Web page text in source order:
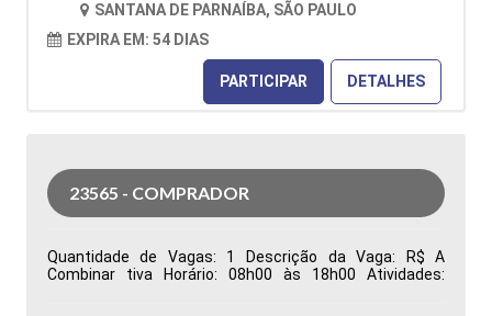
Características Comportamentais:
SANTANA DE PARNAÍBA, SÃO PAULO
EXPIRA EM: 54 DIAS
PARTICIPAR DETALHES
23565 - COMPRADOR
Quantidade de Vagas: 1 Descrição da Vaga: R$ A
Combinar tiva Horário: 08h00 às 18h00 Atividades: